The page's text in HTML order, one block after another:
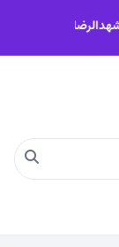
پای‌کار زائران